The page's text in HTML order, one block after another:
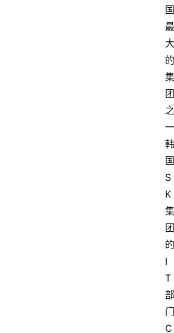
国
最
大
的
集
团
之
一
韩
国
S
K
集
团
的
I
T
部
门
C